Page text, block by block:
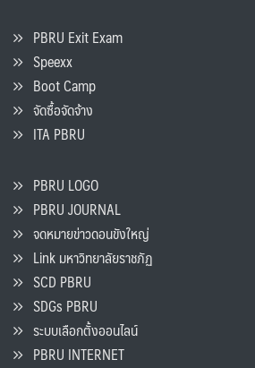
PBRU Exit Exam
Speexx
Boot Camp
จัดซื้อจัดจ้าง
ITA PBRU
PBRU LOGO
PBRU JOURNAL
จดหมายข่าวดอนขังใหญ่
Link มหาวิทยาลัยราชภัฏ
SCD PBRU
SDGs PBRU
ระบบเลือกตั้งออนไลน์
PBRU INTERNET